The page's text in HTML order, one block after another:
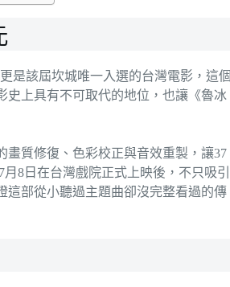
是該屆坎城唯一入選的台灣電影，這個
史上具有不可取代的地位，也讓《魯冰
畫質修復、色彩校正與音效重製，讓37
8日在台灣戲院正式上映後，不只吸引
這部從小聽過主題曲卻沒完整看過的傳